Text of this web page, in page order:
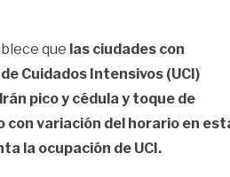
que las ciudades con
Cuidados Intensivos (UCI)
pico y cédula y toque de
con variación del horario en
la ocupación de UCI.